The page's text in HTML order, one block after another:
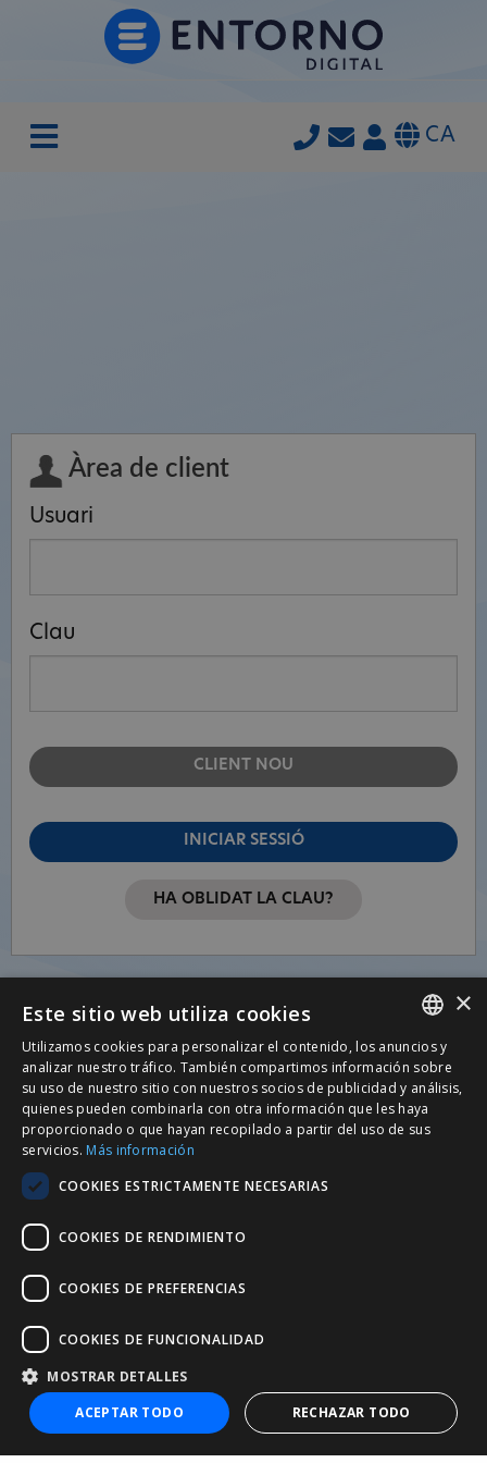
CA
Àrea de client
Usuari
Clau
CLIENT NOU
INICIAR SESSIÓ
HA OBLIDAT LA CLAU?
+34 932 20 21 30
nic@entorno.es
SPANISH
CATALÀ
ENGLISH
×
Este sitio web utiliza cookies
Utilizamos cookies para personalizar el contenido, los anuncios y
analizar nuestro tráfico. También compartimos información sobre
su uso de nuestro sitio con nuestros socios de publicidad y análisis,
quienes pueden combinarla con otra información que les haya
proporcionado o que hayan recopilado a partir del uso de sus
servicios. Más información
COOKIES ESTRICTAMENTE NECESARIAS
COOKIES DE RENDIMIENTO
COOKIES DE PREFERENCIAS
COOKIES DE FUNCIONALIDAD
MOSTRAR DETALLES
ACEPTAR TODO
RECHAZAR TODO